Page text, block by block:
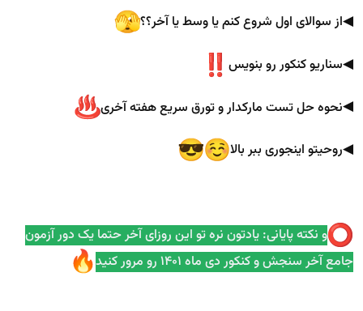
◀از سوالای اول شروع کنم یا وسط یا آخر؟؟
◀سناریو کنکور رو بنویس
◀نحوه حل تست مارکدار و تورق سریع هفته آخری
◀روحیتو اینجوری ببر بالا
و نکته پایانی: یادتون نره تو این روزای آخر حتما یک دور آزمون
جامع آخر سنجش و کنکور دی ماه ۱۴۰۱ رو مرور کنید